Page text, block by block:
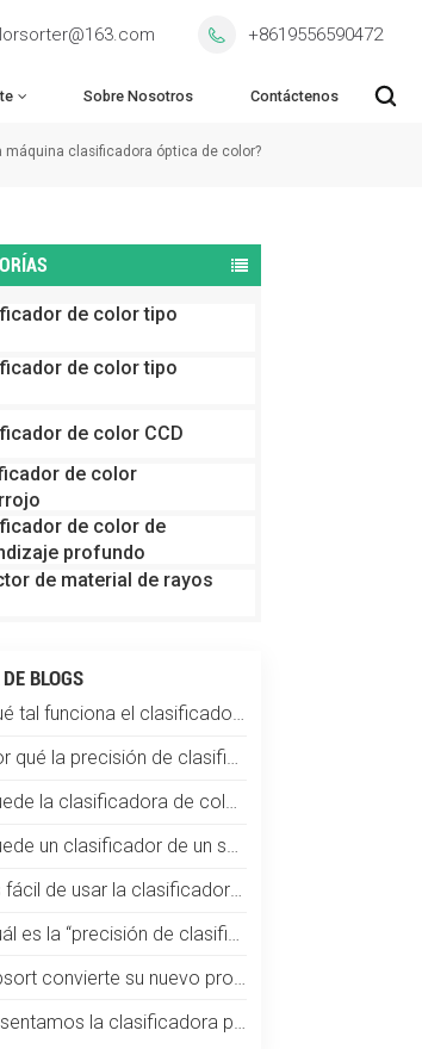
+8619556590472
Sobre Nosotros Contáctenos
máquina clasificadora óptica de color?
de color tipo
de color tipo
de color CCD
de color
de color de
profundo
de material de rayos
BLOGS
el clasificador de color en la clasificación de partículas de plástico?
la precisión de clasificación disminuye repentinamente?
de color Topsort clasificar los granos de café por tamaño, color y defectos a la vez?
clasificador de un solo color manejar múltiples materiales?
usar la clasificadora de café por color? ¿Requiere capacitación especializada?
“precisión de clasificación” de una máquina clasificadora óptica de color?
su nuevo producto en el clasificador de color más pequeño del mundo
la clasificadora por color de trigo Topsort: una revolución en la tecnología de clasificación de granos